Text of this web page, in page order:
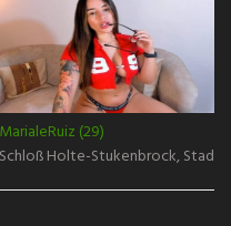
MarialeRuiz (29)
Schloß Holte-Stukenbrock, Stadt